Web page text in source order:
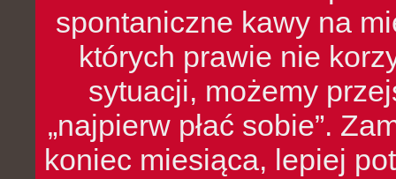
spontaniczne kawy na
których prawie nie
sytuacji, możemy
„najpierw płać sobie”.
koniec miesiąca, lepiej